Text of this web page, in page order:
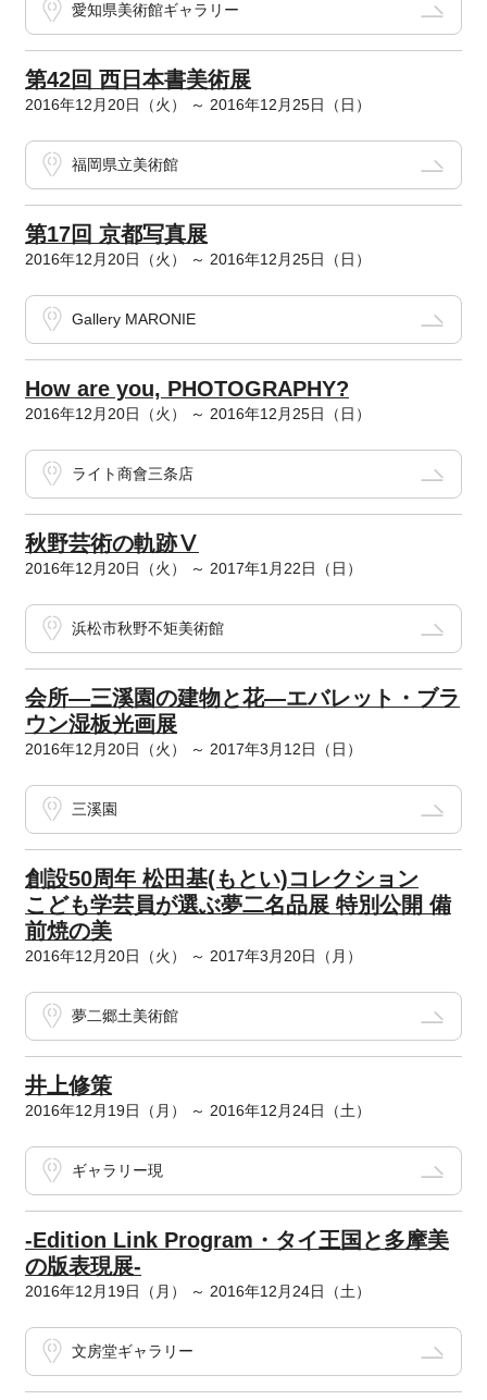
愛知県美術館ギャラリー
第42回 西日本書美術展
2016年12月20日（火） ～ 2016年12月25日（日）
福岡県立美術館
第17回 京都写真展
2016年12月20日（火） ～ 2016年12月25日（日）
Gallery MARONIE
How are you, PHOTOGRAPHY?
2016年12月20日（火） ～ 2016年12月25日（日）
ライト商會三条店
秋野芸術の軌跡Ⅴ
2016年12月20日（火） ～ 2017年1月22日（日）
浜松市秋野不矩美術館
会所―三溪園の建物と花―エバレット・ブラ
ウン湿板光画展
2016年12月20日（火） ～ 2017年3月12日（日）
三溪園
創設50周年 松田基(もとい)コレクション
こども学芸員が選ぶ夢二名品展 特別公開 備
前焼の美
2016年12月20日（火） ～ 2017年3月20日（月）
夢二郷土美術館
井上修策
2016年12月19日（月） ～ 2016年12月24日（土）
ギャラリー現
-Edition Link Program・タイ王国と多摩美
の版表現展-
2016年12月19日（月） ～ 2016年12月24日（土）
文房堂ギャラリー